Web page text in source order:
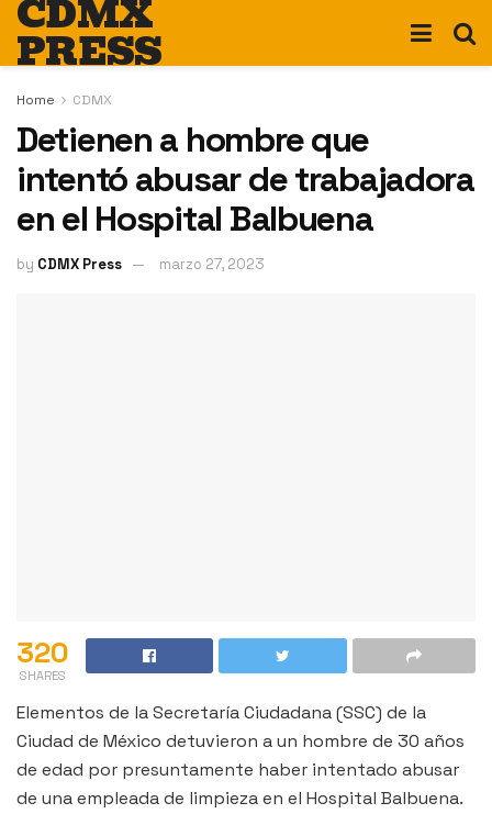
CDMX
PRESS
Home CDMX
Detienen a hombre que
intentó abusar de trabajadora
en el Hospital Balbuena
by CDMX Press marzo 27, 2023
320
SHARES
Elementos de la Secretaría Ciudadana (SSC) de la
Ciudad de México detuvieron a un hombre de 30 años
de edad por presuntamente haber intentado abusar
de una empleada de limpieza en el Hospital Balbuena.